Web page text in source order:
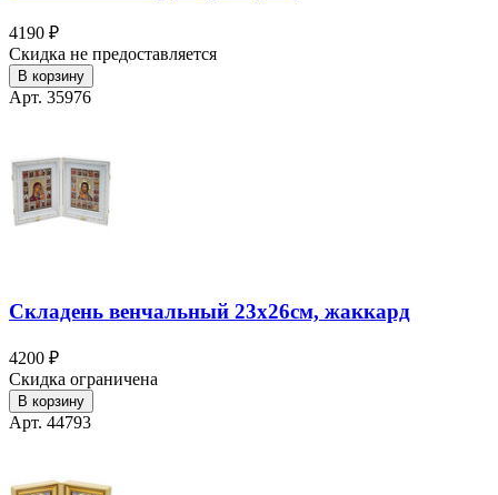
4190 ₽
Скидка не предоставляется
В корзину
Арт. 35976
Складень венчальный 23х26см, жаккард
4200 ₽
Скидка ограничена
В корзину
Арт. 44793